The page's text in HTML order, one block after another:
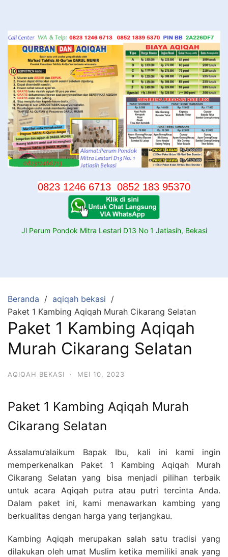
konten
0823 1246 6713 0852 183 95370
Jl Perum Pondok Mitra Lestari D13 No 1 Jatiasih, Bekasi
Beranda
aqiqah bekasi
Paket 1 Kambing Aqiqah Murah Cikarang Selatan
Paket 1 Kambing Aqiqah
Murah Cikarang Selatan
AQIQAH BEKASI · MEI 10, 2023
Paket 1 Kambing Aqiqah Murah
Cikarang Selatan
Assalamu’alaikum Bapak Ibu, kali ini kami ingin
memperkenalkan Paket 1 Kambing Aqiqah Murah
Cikarang Selatan yang bisa menjadi pilihan terbaik
untuk acara Aqiqah putra atau putri tercinta Anda.
Dalam paket ini, kami menawarkan kambing yang
berkualitas dengan harga yang terjangkau.
Kambing Aqiqah merupakan salah satu tradisi yang
dilakukan oleh umat Muslim ketika memiliki anak yang